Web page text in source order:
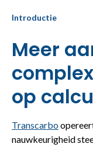
Introductie
Meer
op
Transcarbo
nauwkeurigheid